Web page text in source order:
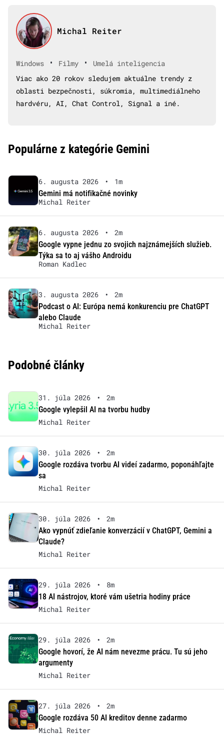
Michal Reiter
Windows • Filmy •
Umelá inteligencia
Viac ako 20 rokov sledujem aktuálne trendy z
oblasti bezpečnosti, súkromia, multimediálneho
hardvéru, AI, Chat Control, Signal a iné.
Populárne z kategórie Gemini
6. augusta 2026 •
1m
Gemini má notifikačné novinky
Michal Reiter
6. augusta 2026 •
2m
Google vypne jednu zo svojich najznámejších služieb.
Týka sa to aj vášho Androidu
Roman Kadlec
3. augusta 2026 •
2m
Podcast o AI: Európa nemá konkurenciu pre ChatGPT
alebo Claude
Michal Reiter
Podobné články
31. júla 2026 •
2m
Google vylepšil AI na tvorbu hudby
Michal Reiter
30. júla 2026 •
2m
Google rozdáva tvorbu AI videí zadarmo, poponáhľajte
sa
Michal Reiter
30. júla 2026 •
2m
Ako vypnúť zdieľanie konverzácií v ChatGPT, Gemini a
Claude?
Michal Reiter
29. júla 2026 •
8m
18 AI nástrojov, ktoré vám ušetria hodiny práce
Michal Reiter
29. júla 2026 •
2m
Google hovorí, že AI nám nevezme prácu. Tu sú jeho
argumenty
Michal Reiter
27. júla 2026 •
2m
Google rozdáva 50 AI kreditov denne zadarmo
Michal Reiter